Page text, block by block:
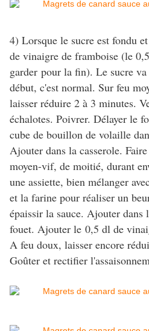
4) Lorsque le sucre est fondu
de vinaigre de framboise (le
garder pour la fin). Le sucre
début, c'est normal. Sur feu
laisser réduire 2 à 3 minutes.
échalotes. Poivrer. Délayer le
cube de bouillon de volaille
Ajouter dans la casserole.
moyen-vif, de moitié, durant
une assiette, bien mélanger
et la farine pour réaliser un
épaissir la sauce. Ajouter dans
fouet. Ajouter le 0,5 dl de
A feu doux, laisser encore
Goûter et rectifier